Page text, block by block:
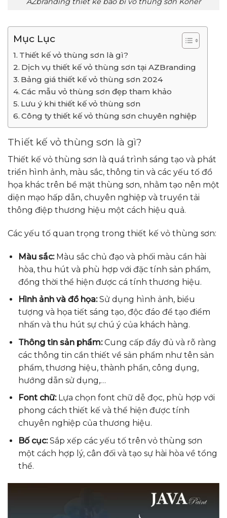
Mục Lục
Thiết kế vỏ thùng sơn là gì?
Dịch vụ thiết kế vỏ thùng sơn tại AZBranding
Bảng giá thiết kế vỏ thùng sơn 2024
Các mẫu vỏ thùng sơn đẹp tham khảo
Lưu ý khi thiết kế vỏ thùng sơn
Công ty thiết kế vỏ thùng sơn chuyên nghiệp
Thiết kế vỏ thùng sơn là gì?
Thiết kế vỏ thùng sơn là quá trình sáng tạo và phát
triển hình ảnh, màu sắc, thông tin và các yếu tố đồ
họa khác trên bề mặt thùng sơn, nhằm tạo nên một
diện mạo hấp dẫn, chuyên nghiệp và truyền tải
thông điệp thương hiệu một cách hiệu quả.
Các yếu tố quan trọng trong thiết kế vỏ thùng sơn:
Màu sắc:Màu sắc chủ đạo và phối màu cần hài
hòa, thu hút và phù hợp với đặc tính sản phẩm,
đồng thời thể hiện được cá tính thương hiệu.
Hình ảnh và đồ họa:Sử dụng hình ảnh, biểu
tượng và họa tiết sáng tạo, độc đáo để tạo điểm
nhấn và thu hút sự chú ý của khách hàng.
Thông tin sản phẩm:Cung cấp đầy đủ và rõ ràng
các thông tin cần thiết về sản phẩm như tên sản
phẩm, thương hiệu, thành phần, công dụng,
hướng dẫn sử dụng,…
Font chữ:Lựa chọn font chữ dễ đọc, phù hợp với
phong cách thiết kế và thể hiện được tính
chuyên nghiệp của thương hiệu.
Bố cục:Sắp xếp các yếu tố trên vỏ thùng sơn
một cách hợp lý, cân đối và tạo sự hài hòa về tổng
thể.